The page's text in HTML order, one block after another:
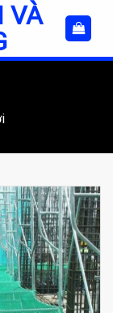
VÀ